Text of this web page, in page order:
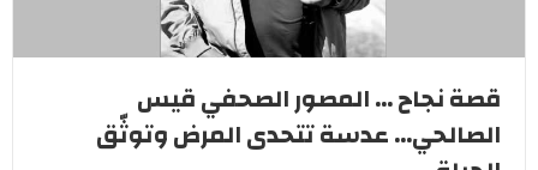
قصة نجاح ... المصور الصحفي قيس
الصالحي... عدسة تتحدى المرض وتوثّق